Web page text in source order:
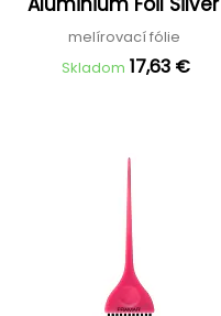
melírovací fólie
Skladom 17,63 €